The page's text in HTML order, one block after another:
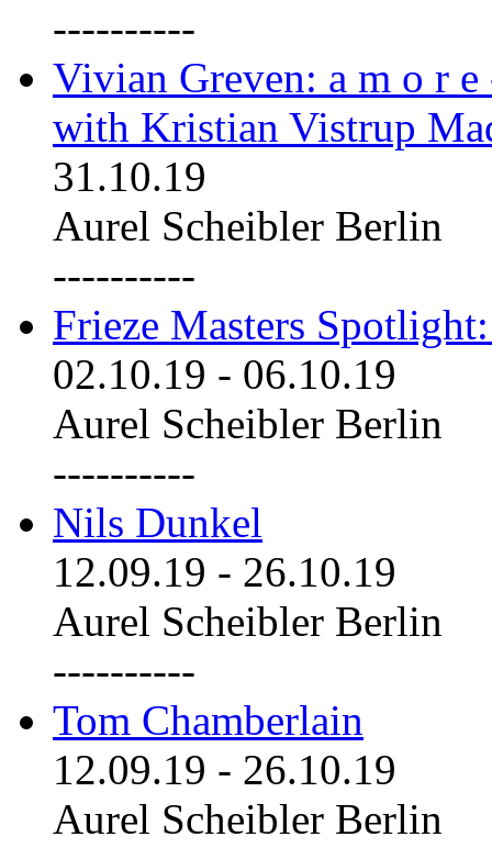
----------
Vivian Greven: a m o r
with Kristian Vistrup
31.10.19
Aurel Scheibler Berlin
----------
Frieze Masters
02.10.19 - 06.10.19
Aurel Scheibler Berlin
----------
Nils Dunkel
12.09.19 - 26.10.19
Aurel Scheibler Berlin
----------
Tom Chamberlain
12.09.19 - 26.10.19
Aurel Scheibler Berlin